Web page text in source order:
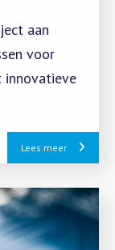
aan
voor
innovatieve
Lees meer